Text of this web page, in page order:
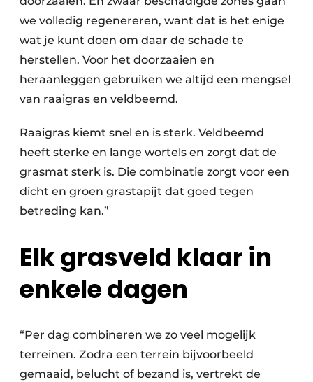
we volledig regenereren, want dat is het enige
wat je kunt doen om daar de schade te
herstellen. Voor het doorzaaien en
heraanleggen gebruiken we altijd een mengsel
van raaigras en veldbeemd.
Raaigras kiemt snel en is sterk. Veldbeemd
heeft sterke en lange wortels en zorgt dat de
grasmat sterk is. Die combinatie zorgt voor een
dicht en groen grastapijt dat goed tegen
betreding kan.”
Elk grasveld klaar in
enkele dagen
“Per dag combineren we zo veel mogelijk
terreinen. Zodra een terrein bijvoorbeeld
gemaaid, belucht of bezand is, vertrekt de